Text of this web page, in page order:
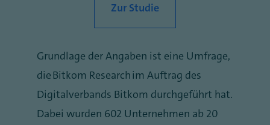
Zur Studie
Grundlage der Angaben ist eine Umfrage,
die Bitkom Research im Auftrag des
Digitalverbands Bitkom durchgeführt hat.
Dabei wurden 602 Unternehmen ab 20